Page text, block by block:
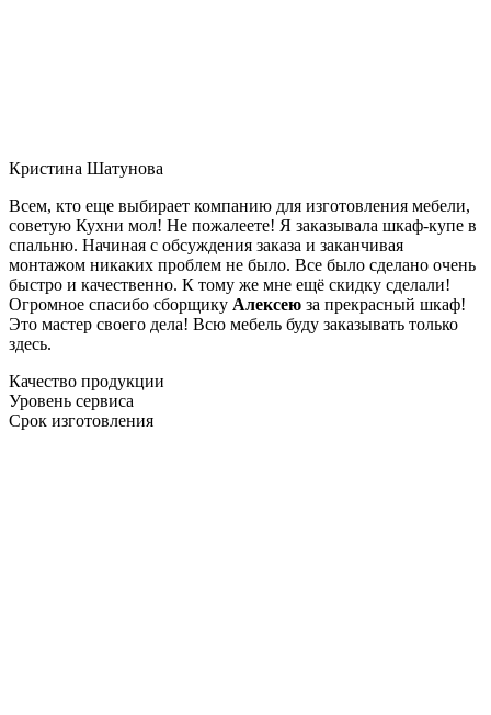
Кристина Шатунова
Всем, кто еще выбирает компанию для изготовления мебели,
советую Кухни мол! Не пожалеете! Я заказывала шкаф-купе в
спальню. Начиная с обсуждения заказа и заканчивая
монтажом никаких проблем не было. Все было сделано очень
быстро и качественно. К тому же мне ещё скидку сделали!
Огромное спасибо сборщику Алексею за прекрасный шкаф!
Это мастер своего дела! Всю мебель буду заказывать только
здесь.
Качество продукции
Уровень сервиса
Срок изготовления